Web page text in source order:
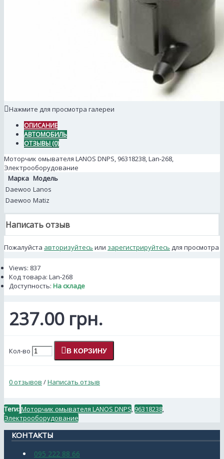
Нажмите для просмотра галереи
ОПИСАНИЕ
АВТОМОБИЛЬ
ОТЗЫВЫ (0)
Моторчик омывателя LANOS DNPS, 96318238, Lan-268,
Электрооборудование
Марка Модель
Daewoo Lanos
Daewoo Matiz
Написать отзыв
Пожалуйста авторизуйтесь или зарегистрируйтесь для просмотра
Views: 837
Код товара: Lan-268
Доступность: На складе
237.00 грн.
Кол-во В КОРЗИНУ
0 отзывов /Написать отзыв
Теги:Моторчик омывателя LANOS DNPS 96318238
Электрооборудование
КОНТАКТЫ
095 222 88 66